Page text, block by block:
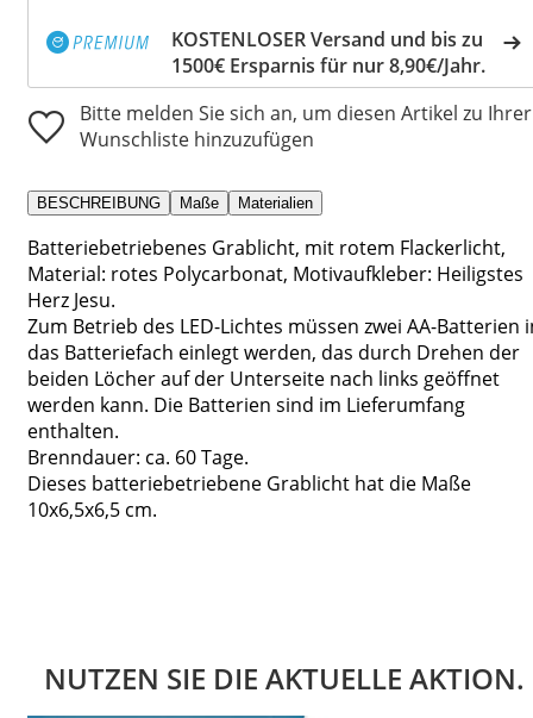
KOSTENLOSER Versand und bis zu
1500€ Ersparnis für nur 8,90€/Jahr.
Bitte melden Sie sich an, um diesen Artikel zu Ihrer
Wunschliste hinzuzufügen
BESCHREIBUNG Maße Materialien
Batteriebetriebenes Grablicht, mit rotem Flackerlicht,
Material: rotes Polycarbonat, Motivaufkleber: Heiligstes
Herz Jesu.
Zum Betrieb des LED-Lichtes müssen zwei AA-Batterien
das Batteriefach einlegt werden, das durch Drehen der
beiden Löcher auf der Unterseite nach links geöffnet
werden kann. Die Batterien sind im Lieferumfang
enthalten.
Brenndauer: ca. 60 Tage.
Dieses batteriebetriebene Grablicht hat die Maße
10x6,5x6,5 cm.
NUTZEN SIE DIE AKTUELLE AKTION.